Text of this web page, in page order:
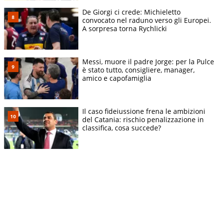
De Giorgi ci crede: Michieletto
convocato nel raduno verso gli Europei.
A sorpresa torna Rychlicki
Messi, muore il padre Jorge: per la Pulce
è stato tutto, consigliere, manager,
amico e capofamiglia
Il caso fideiussione frena le ambizioni
del Catania: rischio penalizzazione in
classifica, cosa succede?